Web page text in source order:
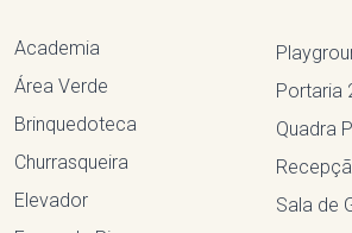
Academia
Área Verde
Brinquedoteca
Churrasqueira
Elevador
Portaria
Quadra
Sala de